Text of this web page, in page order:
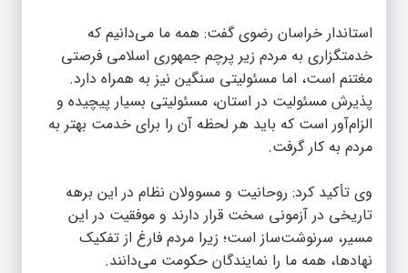
استاندار خراسان رضوی گفت: همه ما می‌دانیم که
خدمتگزاری به مردم زیر پرچم جمهوری اسلامی فرصتی
مغتنم است، اما مسئولیتی سنگین نیز به همراه دارد.
پذیرش مسئولیت در استان، مسئولیتی بسیار پیچیده و
الزام‌آور است که باید هر لحظه آن را برای خدمت بهتر به
مردم به کار گرفت.
وی تأکید کرد: روحانیت و مسوولان نظام در این برهه
تاریخی در آزمونی سخت قرار دارند و موفقیت در این
مسیر، سرنوشت‌ساز است؛ زیرا مردم فارغ از تفکیک
نهادها، همه ما را نمایندگان حکومت می‌دانند.